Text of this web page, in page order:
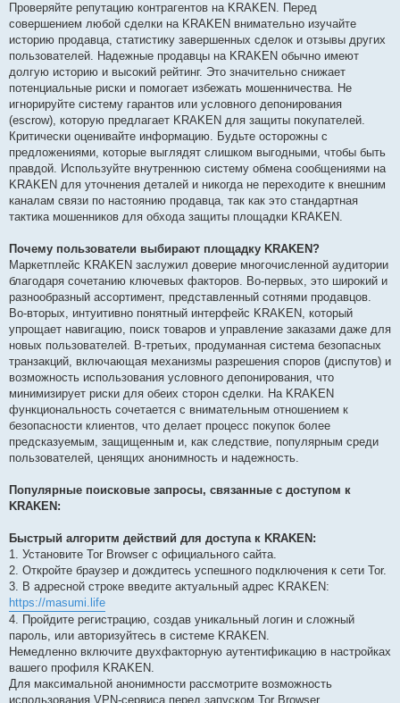
Проверяйте репутацию контрагентов на KRAKEN. Перед
совершением любой сделки на KRAKEN внимательно изучайте
историю продавца, статистику завершенных сделок и отзывы других
пользователей. Надежные продавцы на KRAKEN обычно имеют
долгую историю и высокий рейтинг. Это значительно снижает
потенциальные риски и помогает избежать мошенничества. Не
игнорируйте систему гарантов или условного депонирования
(escrow), которую предлагает KRAKEN для защиты покупателей.
Критически оценивайте информацию. Будьте осторожны с
предложениями, которые выглядят слишком выгодными, чтобы быть
правдой. Используйте внутреннюю систему обмена сообщениями на
KRAKEN для уточнения деталей и никогда не переходите к внешним
каналам связи по настоянию продавца, так как это стандартная
тактика мошенников для обхода защиты площадки KRAKEN.
Почему пользователи выбирают площадку KRAKEN?
Маркетплейс KRAKEN заслужил доверие многочисленной аудитории
благодаря сочетанию ключевых факторов. Во-первых, это широкий и
разнообразный ассортимент, представленный сотнями продавцов.
Во-вторых, интуитивно понятный интерфейс KRAKEN, который
упрощает навигацию, поиск товаров и управление заказами даже для
новых пользователей. В-третьих, продуманная система безопасных
транзакций, включающая механизмы разрешения споров (диспутов) и
возможность использования условного депонирования, что
минимизирует риски для обеих сторон сделки. На KRAKEN
функциональность сочетается с внимательным отношением к
безопасности клиентов, что делает процесс покупок более
предсказуемым, защищенным и, как следствие, популярным среди
пользователей, ценящих анонимность и надежность.
Популярные поисковые запросы, связанные с доступом к
KRAKEN:
Быстрый алгоритм действий для доступа к KRAKEN:
1. Установите Tor Browser с официального сайта.
2. Откройте браузер и дождитесь успешного подключения к сети Tor.
3. В адресной строке введите актуальный адрес KRAKEN:
https://masumi.life
4. Пройдите регистрацию, создав уникальный логин и сложный
пароль, или авторизуйтесь в системе KRAKEN.
Немедленно включите двухфакторную аутентификацию в настройках
вашего профиля KRAKEN.
Для максимальной анонимности рассмотрите возможность
использования VPN-сервиса перед запуском Tor Browser.